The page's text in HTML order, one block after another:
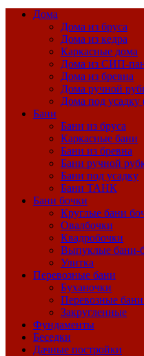
Дома
Дома из бруса
Дома из кедра
Каркасные дома
Дома из СИП-
Дома из бревна
Дома ручной
Дома под усадку
Бани
Бани из бруса
Каркасные бани
Бани из бревна
Бани ручной
Бани под усадку
Бани ТАНК
Бани бочки
Круглые бани
Овалбочки
Квадробочки
Выпуклые бани-
Улитка
Перевозные бани
Буханочки
Перевозные
Закругленные
Фундаменты
Беседки
Дачные постройки